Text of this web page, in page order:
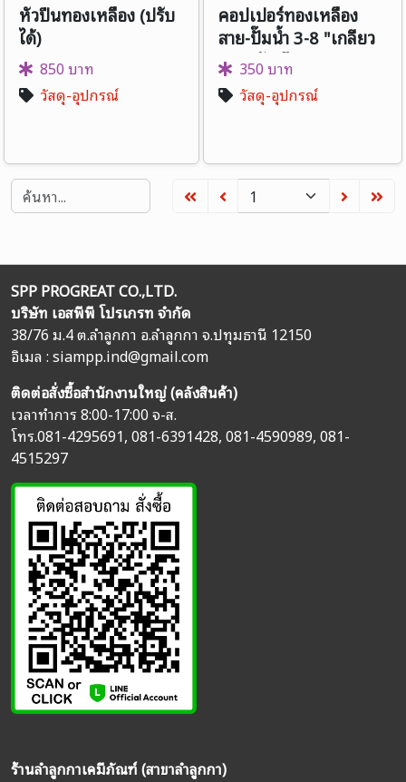
หัวปืนทองเหลือง (ปรับ
ได้)
850 บาท
วัสดุ-อุปกรณ์
คอปเปอร์ทองเหลือง
สาย-ปั๊มน้ำ 3-8 "เกลียว
นอก-ตัวเมีย
350 บาท
วัสดุ-อุปกรณ์
SPP PROGREAT CO.,LTD.
บริษัท เอสพีพี โปรเกรท จำกัด
38/76 ม.4 ต.ลำลูกกา อ.ลำลูกกา จ.ปทุมธานี 12150
อิเมล :siampp.ind@gmail.com
ติดต่อสั่งซื้อสำนักงานใหญ่ (คลังสินค้า)
เวลาทำการ 8:00-17:00 จ-ส.
โทร.081-4295691,081-6391428,081-4590989,081-
4515297
ร้านลำลูกกาเคมีภัณฑ์ (สาขาลำลูกกา)